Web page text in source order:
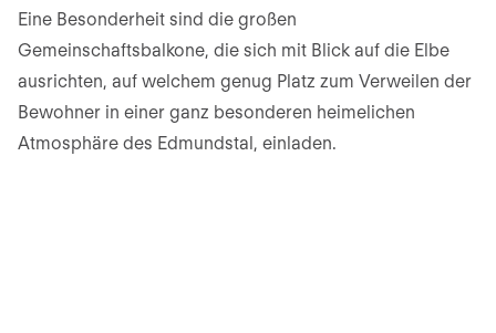
Eine Besonderheit sind die großen
Gemeinschaftsbalkone, die sich mit Blick auf die Elbe
ausrichten, auf welchem genug Platz zum Verweilen der
Bewohner in einer ganz besonderen heimelichen
Atmosphäre des Edmundstal, einladen.